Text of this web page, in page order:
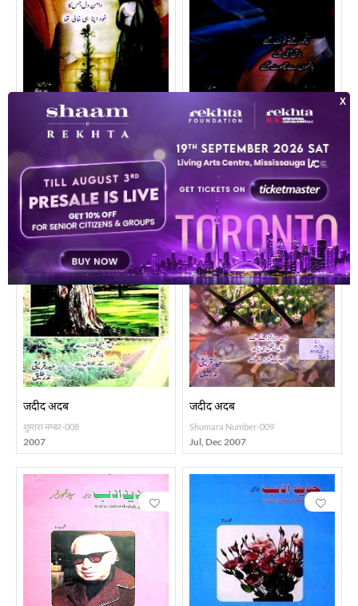
जदीद अदब
Shumara Number-010
Jan, Jun 2008
शुमारा नम्बर-011
Jul 2008
जदीद अदब
शुमारा नम्बर-008
2007
जदीद अदब
Shumara Number-009
Jul, Dec 2007